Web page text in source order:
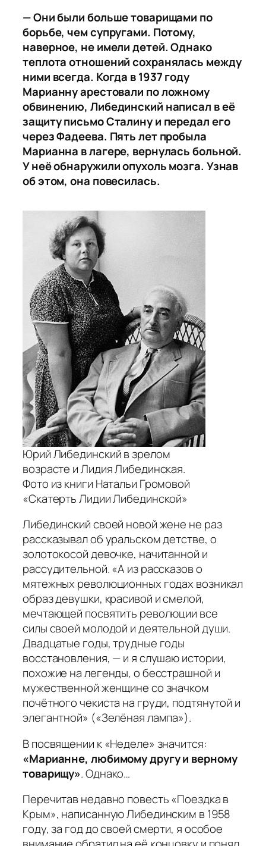
— Они были больше товарищами по
борьбе, чем супругами. Потому,
наверное, не имели детей. Однако
теплота отношений сохранялась между
ними всегда. Когда в 1937 году
Марианну арестовали по ложному
обвинению, Либединский написал в её
защиту письмо Сталину и передал его
через Фадеева. Пять лет пробыла
Марианна в лагере, вернулась больной.
У неё обнаружили опухоль мозга. Узнав
об этом, она повесилась.
Юрий Либединский в зрелом
возрасте и Лидия Либединская.
Фото из книги Натальи Громовой
«Скатерть Лидии Либединской»
Либединский своей новой жене не раз
рассказывал об уральском детстве, о
золотокосой девочке, начитанной и
рассудительной. «А из рассказов о
мятежных революционных годах возникал
образ девушки, красивой и смелой,
мечтающей посвятить революции все
силы своей молодой и деятельной души.
Двадцатые годы, трудные годы
восстановления, — и я слушаю истории,
похожие на легенды, о бесстрашной и
мужественной женщине со значком
почётного чекиста на груди, подтянутой и
элегантной» («Зелёная лампа»).
В посвящении к «Неделе» значится:
«Марианне, любимому другу и верному
товарищу». Однако…
Перечитав недавно повесть «Поездка в
Крым», написанную Либединским в 1958
году, за год до своей смерти, я особое